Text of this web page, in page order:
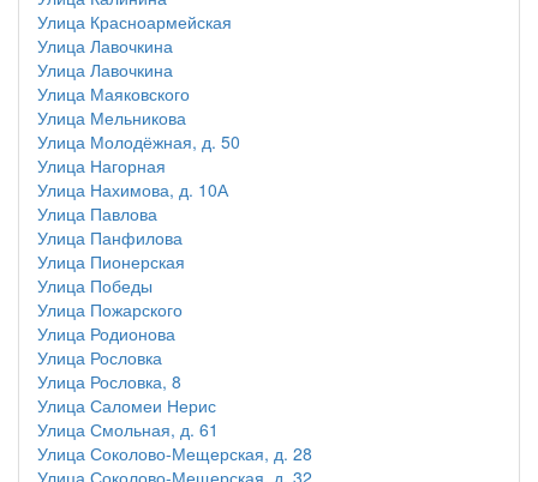
Улица Красноармейская
Улица Лавочкина
Улица Лавочкина
Улица Маяковского
Улица Мельникова
Улица Молодёжная, д. 50
Улица Нагорная
Улица Нахимова, д. 10А
Улица Павлова
Улица Панфилова
Улица Пионерская
Улица Победы
Улица Пожарского
Улица Родионова
Улица Рословка
Улица Рословка, 8
Улица Саломеи Нерис
Улица Смольная, д. 61
Улица Соколово-Мещерская, д. 28
Улица Соколово-Мещерская, д. 32